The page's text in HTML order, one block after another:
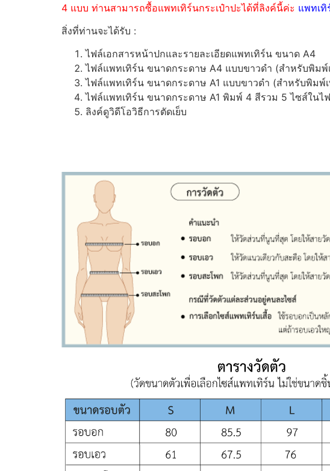
4 แบบ ท่านสามารถซื้อแพทเทิร์นกระเป๋าปะได้ที่ลิงค์นี้ค่ะ แพทเทิ
สิ่งที่ท่านจะได้รับ :
ไฟล์เอกสารหน้าปกและรายละเอียดแพทเทิร์น ขนาด A4
ไฟล์แพทเทิร์น ขนาดกระดาษ A4 แบบขาวดำ (สำหรับพิม
ไฟล์แพทเทิร์น ขนาดกระดาษ A1 แบบขาวดำ (สำหรับพิมพ์
ไฟล์แพทเทิร์น ขนาดกระดาษ A1 พิมพ์ 4 สีรวม 5 ไซส์ในไฟ
ลิงค์ดูวิดีโอวิธีการตัดเย็บ